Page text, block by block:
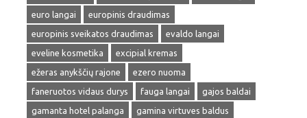
euro langai
europinis draudimas
europinis sveikatos draudimas
evaldo langai
eveline kosmetika
excipial kremas
ežeras anykščių rajone
ezero nuoma
faneruotos vidaus durys
fauga langai
gajos baldai
gamanta hotel palanga
gamina virtuves baldus